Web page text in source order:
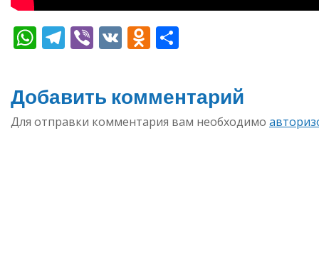
WhatsApp
Telegram
Viber
VK Odnoklassniki
Добавить комментарий
Для отправки комментария вам необходимо